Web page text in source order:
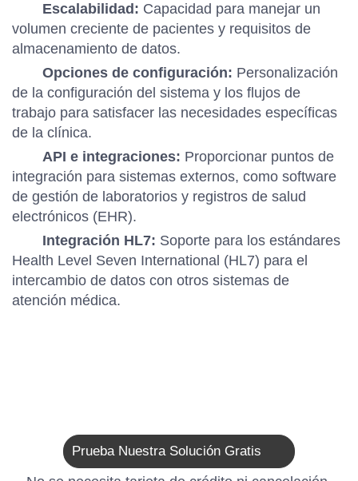
Escalabilidad: Capacidad para manejar un
volumen creciente de pacientes y requisitos de
almacenamiento de datos.
Opciones de configuración: Personalización
de la configuración del sistema y los flujos de
trabajo para satisfacer las necesidades específicas
de la clínica.
API e integraciones: Proporcionar puntos de
integración para sistemas externos, como software
de gestión de laboratorios y registros de salud
electrónicos (EHR).
Integración HL7: Soporte para los estándares
Health Level Seven International (HL7) para el
intercambio de datos con otros sistemas de
atención médica.
Prueba Nuestra Solución Gratis